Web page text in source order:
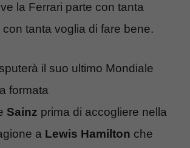
la Ferrari parte con tanta
tanta voglia di fare bene.
il suo ultimo Mondiale
formata
Sainz prima di accogliere nella
a Lewis Hamilton che